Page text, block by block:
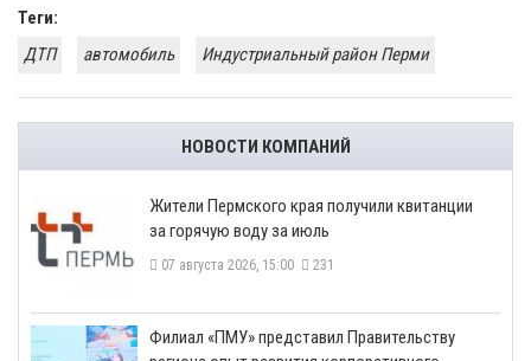
Теги:
ДТП
автомобиль Индустриальный район Перми
НОВОСТИ КОМПАНИЙ
​Жители Пермского края получили квитанции
за горячую воду за июль
07 августа 2026, 15:00 231
​Филиал «ПМУ» представил Правительству